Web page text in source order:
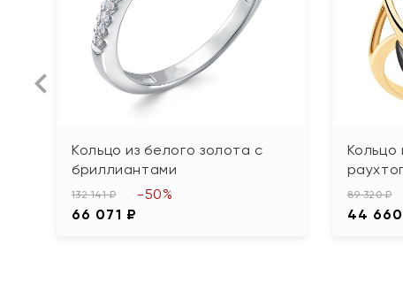
Кольцо из белого золота с
бриллиантами
132 141 ₽
66 071 ₽
-50%
Кольцо
89 320 ₽
44